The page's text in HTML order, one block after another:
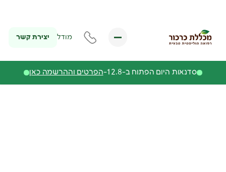
מודל יצירת קשר
סדנאות היום הפתוח ב-12.8- הפרטים וההרשמה כאן